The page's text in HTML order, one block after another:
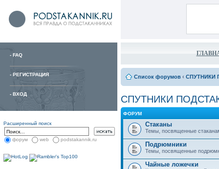
- FAQ
- РЕГИСТРАЦИЯ
- ВХОД
Расширенный поиск
форум web podstakannik.ru
Список форумов ‹ СПУТНИКИ
СПУТНИКИ
ФОРУМ
Стаканы
Темы, посвященные
Подрюмники
Темы, посвященные
Чайные ложечки